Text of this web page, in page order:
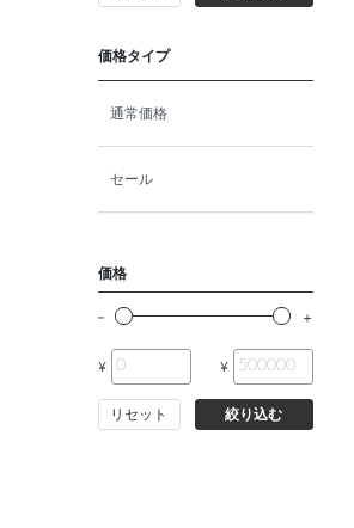
猫ドライフード
猫ウェットフード
その他ペット用品
小動物・鳥フード
価格タイプ
通常価格
セール
価格
¥ ¥
リセット 絞り込む